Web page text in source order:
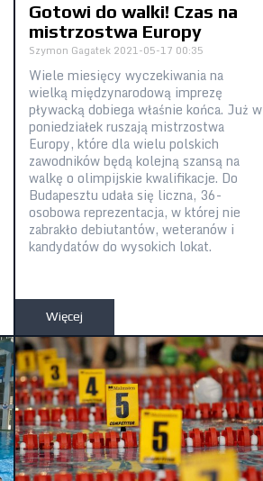
Gotowi do walki! Czas na
mistrzostwa Europy
Szymon Gagatek 2021-05-17 00:35
Wiele miesięcy wyczekiwania na
wielką międzynarodową imprezę
pływacką dobiega właśnie końca. Już w
poniedziałek ruszają mistrzostwa
Europy, które dla wielu polskich
zawodników będą kolejną szansą na
walkę o olimpijskie kwalifikacje. Do
Budapesztu udała się liczna, 36-
osobowa reprezentacja, w której nie
zabrakło debiutantów, weteranów i
kandydatów do wysokich lokat.
Więcej